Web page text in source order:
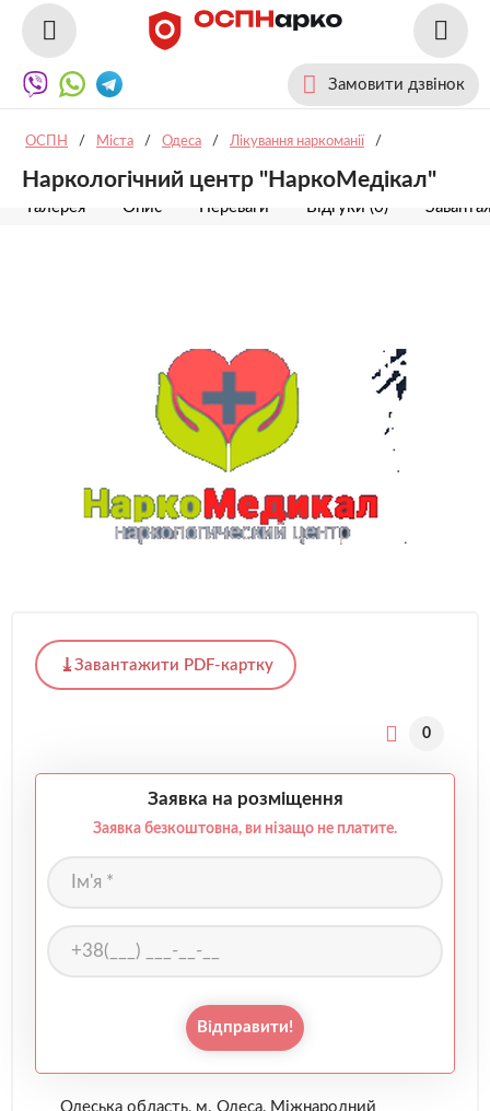
Замовити дзвінок
ОСПН / Міста / Одеса / Лікування наркоманії /
Наркологічний центр "НаркоМедікал"
Галерея Опис Переваги Відгуки (0)
Завантажити PDF-картку
0
Заявка на розміщення
Заявка безкоштовна, ви нізащо не платите.
Відправити!
Одеська область, м. Одеса, Міжнародний